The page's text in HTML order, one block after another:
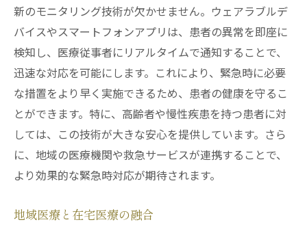
新のモニタリング技術が欠かせません。ウェアラブルデ
バイスやスマートフォンアプリは、患者の異常を即座に
検知し、医療従事者にリアルタイムで通知することで、
迅速な対応を可能にします。これにより、緊急時に必要
な措置をより早く実施できるため、患者の健康を守るこ
とができます。特に、高齢者や慢性疾患を持つ患者に対
しては、この技術が大きな安心を提供しています。さら
に、地域の医療機関や救急サービスが連携することで、
より効果的な緊急時対応が期待されます。
地域医療と在宅医療の融合